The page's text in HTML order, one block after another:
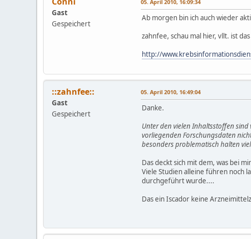
Gast
Gespeichert
05. April 2010, 16:09:34
Ab morgen bin ich auch wieder
zahnfee, schau mal hier, vllt. ist
http://
::zahnfee::
Gast
Gespeichert
05. April 2010, 16:49:04
Danke.
Unter den vielen Inhaltsstoffen
vorliegenden Forschungsdaten
besonders problematisch halten
Das deckt sich mit dem, was bei
Viele Studien alleine führen noch
durchgeführt wurde....
Das ein Iscador keine